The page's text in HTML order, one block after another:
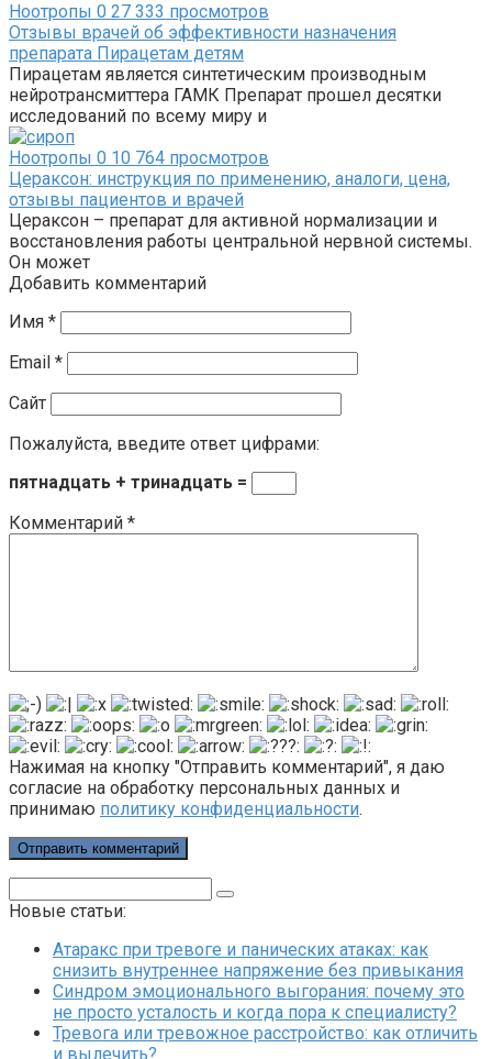
Ноотропы 0 27 333 просмотров
Отзывы врачей об эффективности назначения
препарата Пирацетам детям
Пирацетам является синтетическим производным
нейротрансмиттера ГАМК Препарат прошел десятки
исследований по всему миру и
Ноотропы 0 10 764 просмотров
Цераксон: инструкция по применению, аналоги, цена,
отзывы пациентов и врачей
Цераксон – препарат для активной нормализации и
восстановления работы центральной нервной системы.
Он может
Добавить комментарий
Имя *
Email *
Сайт
Пожалуйста, введите ответ цифрами:
пятнадцать + тринадцать =
Комментарий *
Нажимая на кнопку "Отправить комментарий", я даю
согласие на обработку персональных данных и
принимаю политику конфиденциальности.
Новые статьи:
Атаракс при тревоге и панических атаках: как
снизить внутреннее напряжение без привыкания
Синдром эмоционального выгорания: почему это
не просто усталость и когда пора к специалисту?
Тревога или тревожное расстройство: как отличить
и вылечить?